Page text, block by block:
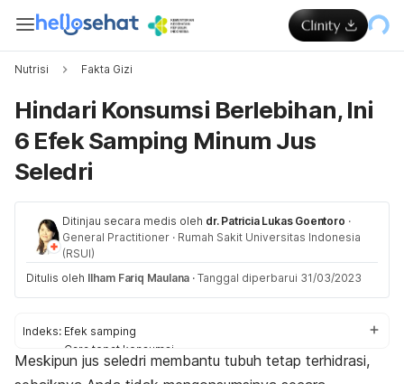
Nutrisi Fakta Gizi
Hindari Konsumsi Berlebihan, Ini
6 Efek Samping Minum Jus
Seledri
Ditinjau secara medis oleh dr. Patricia Lukas Goentoro ·
General Practitioner · Rumah Sakit Universitas Indonesia
(RSUI)
Ditulis oleh Ilham Fariq Maulana · Tanggal diperbarui 31/03/2023
Indeks: Efek samping
Cara tepat konsumsi
Meskipun jus seledri membantu tubuh tetap terhidrasi,